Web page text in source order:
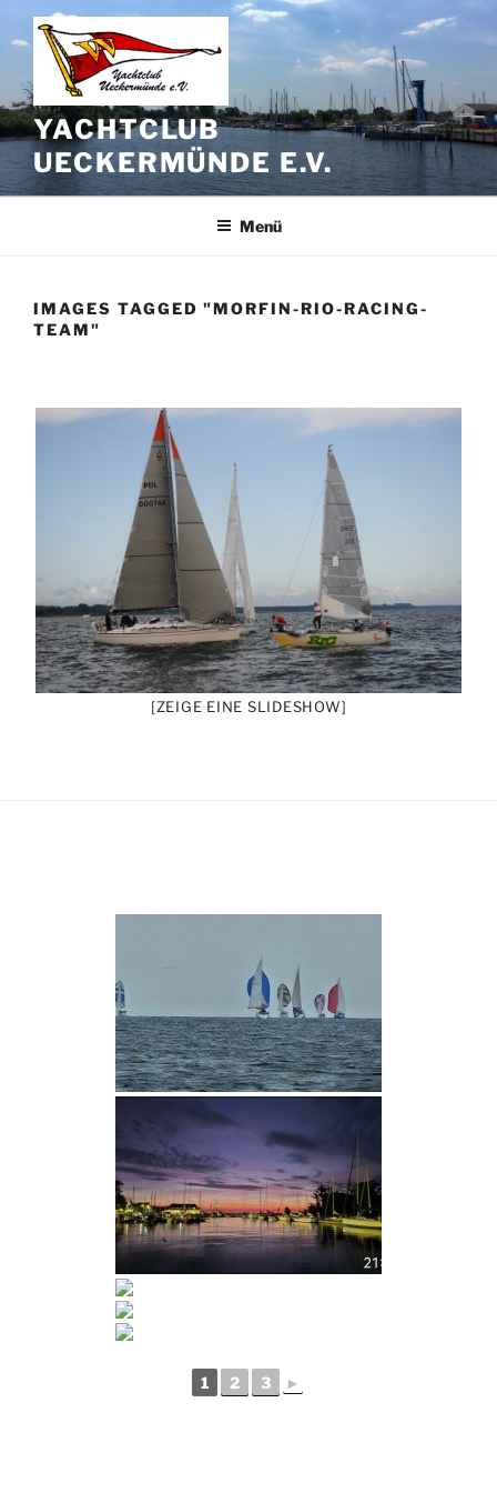
Zum
Inhalt
springen
YACHTCLUB
UECKERMÜNDE E.V.
Menü
IMAGES TAGGED "MORFIN-RIO-RACING-
TEAM"
[ZEIGE EINE SLIDESHOW]
1 2 3 ►